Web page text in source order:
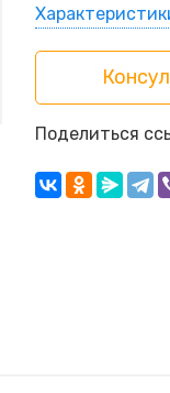
Поделиться